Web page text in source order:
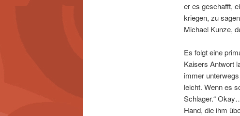
er es geschafft,
kriegen, zu
Michael Kunze,
Es folgt eine
Kaisers Antwort
immer
leicht. Wenn es
Schlager.“
Hand, die ihm